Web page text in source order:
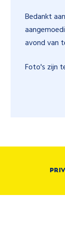
Bedankt
avond van
Foto's zijn